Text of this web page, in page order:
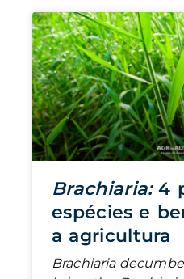
Brachiaria:4
espécies e
a agricultura
Brachiaria